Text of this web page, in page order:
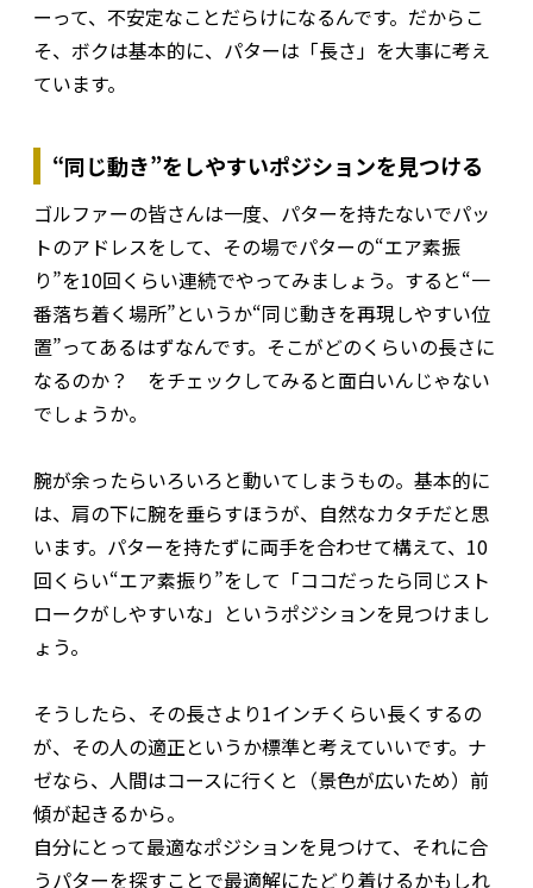
ーって、不安定なことだらけになるんです。だからこ
そ、ボクは基本的に、パターは「長さ」を大事に考え
ています。
“同じ動き”をしやすいポジションを見つける
ゴルファーの皆さんは一度、パターを持たないでパッ
トのアドレスをして、その場でパターの“エア素振
り”を10回くらい連続でやってみましょう。すると“一
番落ち着く場所”というか“同じ動きを再現しやすい位
置”ってあるはずなんです。そこがどのくらいの長さに
なるのか？ をチェックしてみると面白いんじゃない
でしょうか。
腕が余ったらいろいろと動いてしまうもの。基本的に
は、肩の下に腕を垂らすほうが、自然なカタチだと思
います。パターを持たずに両手を合わせて構えて、10
回くらい“エア素振り”をして「ココだったら同じスト
ロークがしやすいな」というポジションを見つけまし
ょう。
そうしたら、その長さより1インチくらい長くするの
が、その人の適正というか標準と考えていいです。ナ
ゼなら、人間はコースに行くと（景色が広いため）前
傾が起きるから。
自分にとって最適なポジションを見つけて、それに合
うパターを探すことで最適解にたどり着けるかもしれ